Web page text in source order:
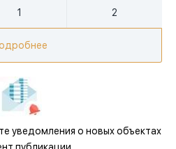
1 2
уведомления о новых объектах